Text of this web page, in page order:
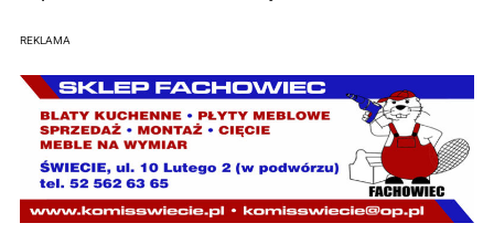
REKLAMA